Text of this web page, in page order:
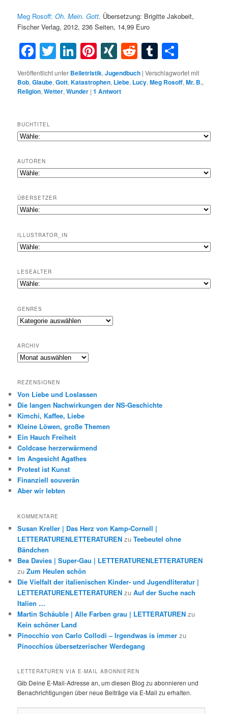
Meg Rosoff:Oh. Mein. Gott. Übersetzung: Brigitte Jakobeit,
Fischer Verlag, 2012, 236 Seiten, 14,99 Euro
Facebook
Twitter
LinkedIn
Pinterest
XINGRedditTumblr
Veröffentlicht unter Belletristik,Jugendbuch |Verschlagwortet mit
Bob,Glaube,Gott,Katastrophen, Liebe, Lucy,Meg Rosoff,Mr. B.,
Religion,Wetter,Wunder |1 Antwort
BUCHTITEL
AUTOREN
ÜBERSETZER
ILLUSTRATOR_IN
LESEALTER
GENRES
Genres
ARCHIV
Archiv
REZENSIONEN
Von Liebe und Loslassen
Die langen Nachwirkungen der NS-Geschichte
Kimchi, Kaffee, Liebe
Kleine Löwen, große Themen
Ein Hauch Freiheit
Coldcase herzerwärmend
Im Angesicht Agathes
Protest ist Kunst
Finanziell souverän
Aber wir lebten
KOMMENTARE
Susan Kreller | Das Herz von Kamp-Cornell |
LETTERATURENLETTERATUREN zuTeebeutel ohne
Bändchen
Bea Davies | Super-Gau | LETTERATURENLETTERATUREN
zuZum Heulen schön
Die Vielfalt der italienischen Kinder- und Jugendliteratur |
LETTERATURENLETTERATUREN zuAuf der Suche nach
Italien …
Martin Schäuble | Alle Farben grau | LETTERATUREN zu
Kein schöner Land
Pinocchio von Carlo Collodi – Irgendwas is immer zu
Pinocchios übersetzerischer Werdegang
LETTERATUREN VIA E-MAIL ABONNIEREN
Gib Deine E-Mail-Adresse an, um diesen Blog zu abonnieren und
Benachrichtigungen über neue Beiträge via E-Mail zu erhalten.